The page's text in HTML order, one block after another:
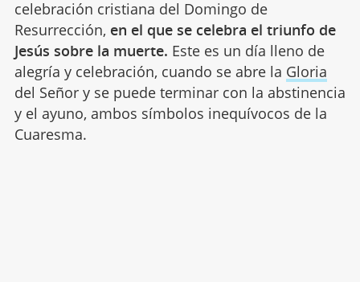
celebración cristiana del Domingo de
Resurrección, en el que se celebra el triunfo de
Jesús sobre la muerte. Este es un día lleno de
alegría y celebración, cuando se abre la Gloria
del Señor y se puede terminar con la abstinencia
y el ayuno, ambos símbolos inequívocos de la
Cuaresma.